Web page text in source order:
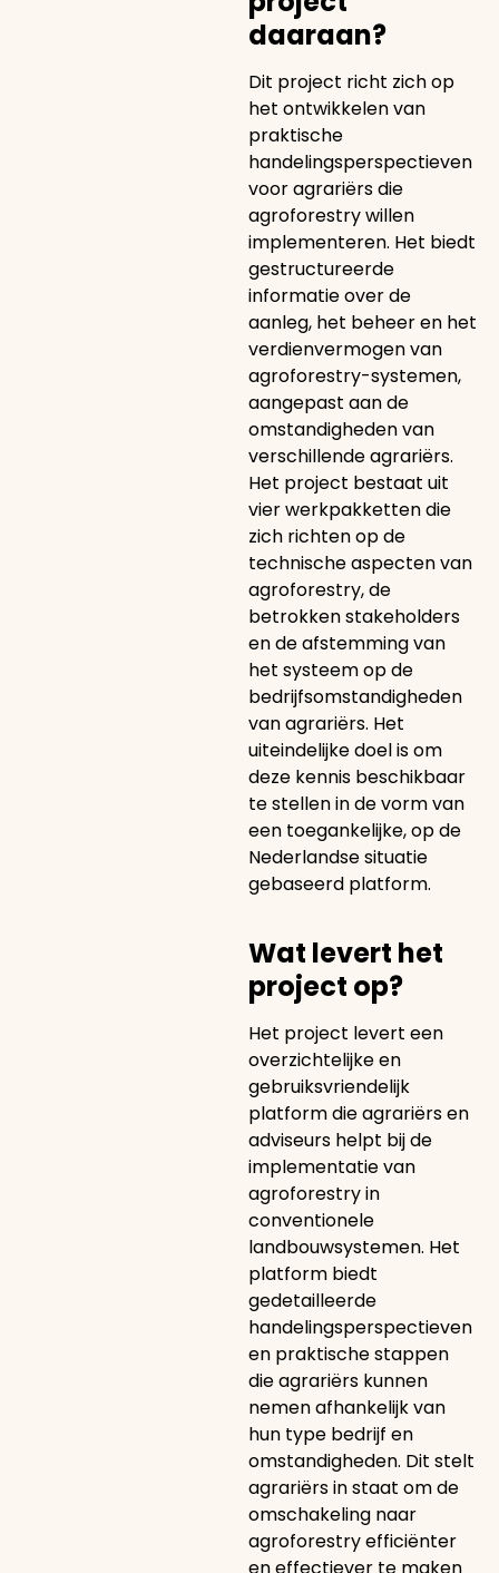
daaraan?
Dit project richt zich op
het ontwikkelen van
praktische
handelingsperspectieven
voor agrariërs die
agroforestry willen
implementeren. Het biedt
gestructureerde
informatie over de
aanleg, het beheer en het
verdienvermogen van
agroforestry-systemen,
aangepast aan de
omstandigheden van
verschillende agrariërs.
Het project bestaat uit
vier werkpakketten die
zich richten op de
technische aspecten van
agroforestry, de
betrokken stakeholders
en de afstemming van
het systeem op de
bedrijfsomstandigheden
van agrariërs. Het
uiteindelijke doel is om
deze kennis beschikbaar
te stellen in de vorm van
een toegankelijke, op de
Nederlandse situatie
gebaseerd platform.
Wat levert het
project op?
Het project levert een
overzichtelijke en
gebruiksvriendelijk
platform die agrariërs en
adviseurs helpt bij de
implementatie van
agroforestry in
conventionele
landbouwsystemen. Het
platform biedt
gedetailleerde
handelingsperspectieven
en praktische stappen
die agrariërs kunnen
nemen afhankelijk van
hun type bedrijf en
omstandigheden. Dit stelt
agrariërs in staat om de
omschakeling naar
agroforestry efficiënter